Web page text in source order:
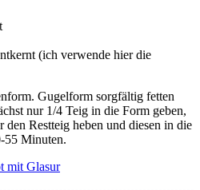
(ich verwende hier die
Gugelform sorgfältig fetten
nur 1/4 Teig in die Form geben,
den Restteig heben und diesen in die
55 Minuten.